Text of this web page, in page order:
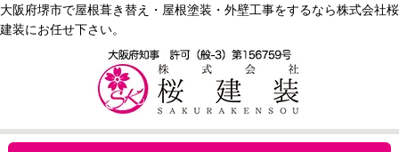
大阪府堺市で屋根葺き替え・屋根塗装・外壁工事をするなら株式会社桜
建装にお任せ下さい。